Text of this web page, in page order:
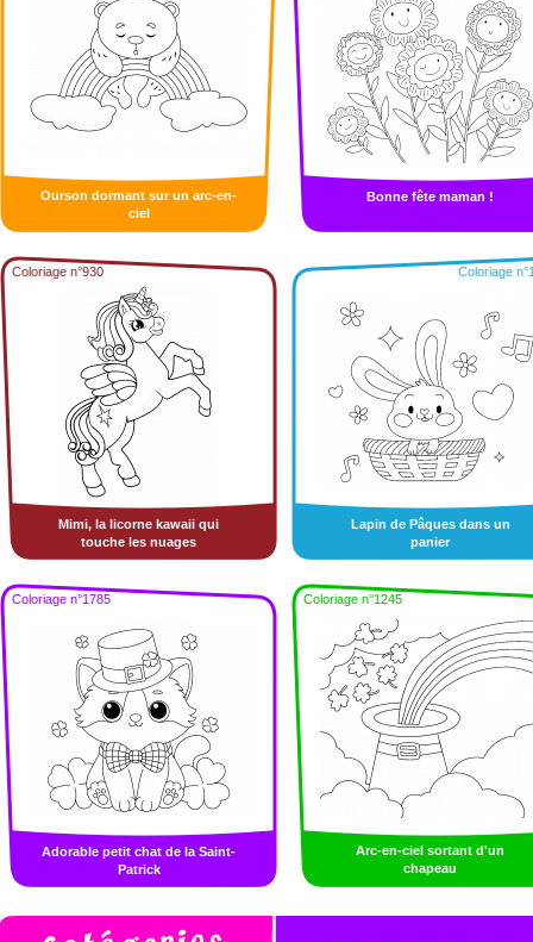
Ourson dormant sur un arc-en-
ciel
Bonne fête maman !
Coloriage n°930
Mimi, la licorne kawaii qui
touche les nuages
Coloriage
Lapin de Pâques dans un
panier
Coloriage n°1785
Adorable petit chat de la Saint-
Patrick
Coloriage n°1245
Arc-en-ciel sortant d'un
chapeau